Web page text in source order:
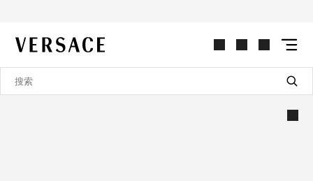
VERSACE | 主页